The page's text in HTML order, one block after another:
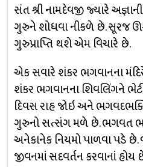
સંત શ્રી નામદેવજી જ્યારે
ગુરુને શોધવા નીકળે છે.
ગુરુપ્રાપ્તિ થશે એમ વિચારે છે.
એક સવારે શંકર ભગવાનના
શંકર ભગવાનના શિવલિંગને
દિવસ રાહ જોઇ અને
ગુરુનો સત્સંગ મળે છે. ભગવત
અનેકાનેક નિયમો પાળવા પડે છે.
જીવનમાં સદવર્તન કરવાનાં હોય